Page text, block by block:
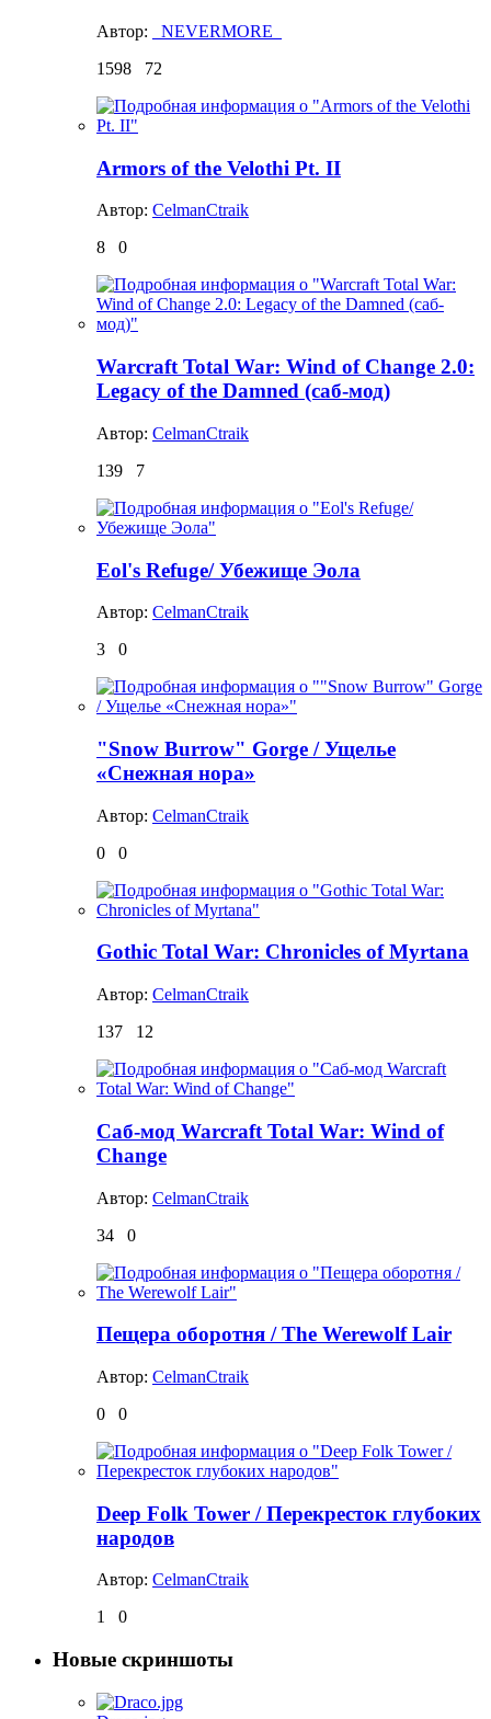
Автор:
_NEVERMORE_
1598
72
Armors of the Velothi Pt. II
Автор: CelmanCtraik
8
0
Warcraft Total War: Wind of Change 2.0:
Legacy of the Damned (саб-мод)
Автор: CelmanCtraik
139
7
Eol's Refuge/ Убежище Эола
Автор: CelmanCtraik
3
0
"Snow Burrow" Gorge / Ущелье
«Снежная нора»
Автор: CelmanCtraik
0
0
Gothic Total War: Chronicles of Myrtana
Автор: CelmanCtraik
137
12
Саб-мод Warcraft Total War: Wind of
Change
Автор: CelmanCtraik
34
0
Пещера оборотня / The Werewolf Lair
Автор: CelmanCtraik
0
0
Deep Folk Tower / Перекресток глубоких
народов
Автор: CelmanCtraik
1
0
Новые скриншоты